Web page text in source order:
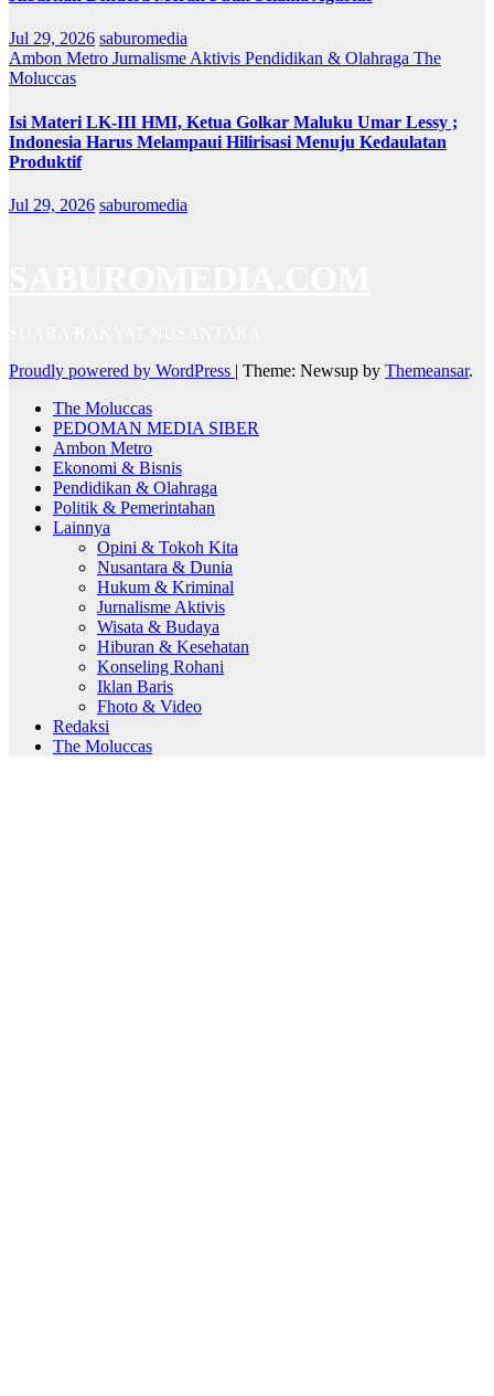
Jul 29, 2026 saburomedia
Ambon Metro Jurnalisme Aktivis Pendidikan & Olahraga The
Moluccas
Isi Materi LK-III HMI, Ketua Golkar Maluku Umar Lessy ;
Indonesia Harus Melampaui Hilirisasi Menuju Kedaulatan
Produktif
Jul 29, 2026 saburomedia
Proudly powered by WordPress | Theme: Newsup by Themeansar.
The Moluccas
PEDOMAN MEDIA SIBER
Ambon Metro
Ekonomi & Bisnis
Pendidikan & Olahraga
Politik & Pemerintahan
Lainnya
Opini & Tokoh Kita
Nusantara & Dunia
Hukum & Kriminal
Jurnalisme Aktivis
Wisata & Budaya
Hiburan & Kesehatan
Konseling Rohani
Iklan Baris
Fhoto & Video
Redaksi
The Moluccas